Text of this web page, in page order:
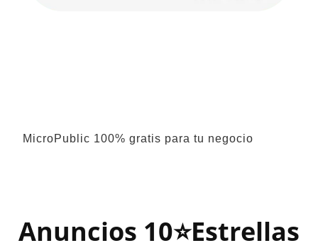
MicroPublic 100% gratis para tu negocio
Anuncios 10⭐Estrellas